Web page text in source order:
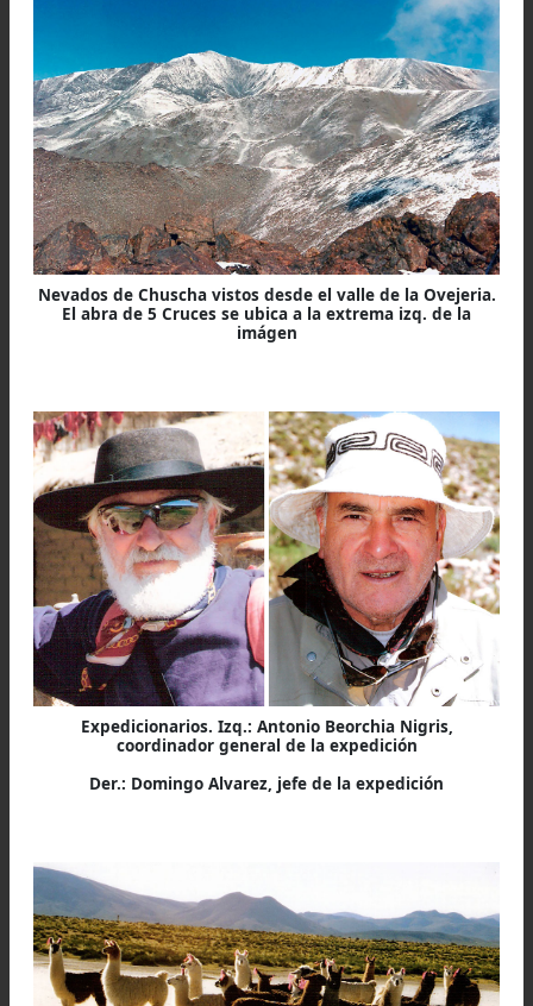
alto y verdísimo pájarobobo, que impedía el
al agua, al fin conseguimos parar en el borde
una corta escarpa expuesta sobre las
embravecidas.
Nevados de Chuscha vistos desde el valle de la
El abra de 5 Cruces se ubica a la extrema izq. de la
imágen